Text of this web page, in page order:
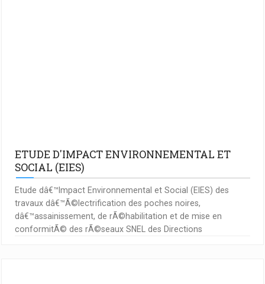
ETUDE D'IMPACT ENVIRONNEMENTAL ET
SOCIAL (EIES)
Etude dâ€™Impact Environnemental et Social (EIES) des
travaux dâ€™Ã©lectrification des poches noires,
dâ€™assainissement, de rÃ©habilitation et de mise en
conformitÃ© des rÃ©seaux SNEL des Directions